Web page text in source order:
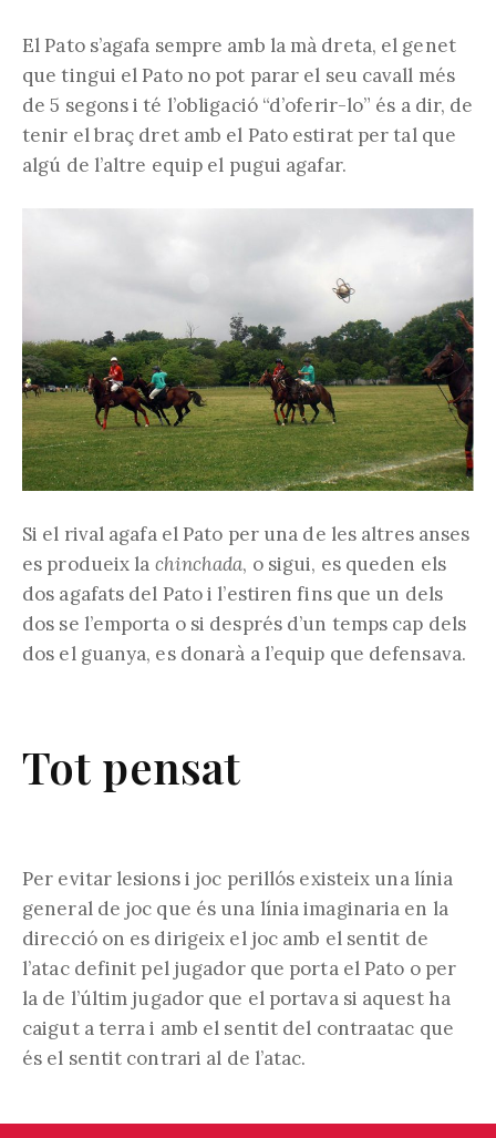
El Pato s’agafa sempre amb la mà dreta, el genet
que tingui el Pato no pot parar el seu cavall més
de 5 segons i té l’obligació “d’oferir-lo” és a dir, de
tenir el braç dret amb el Pato estirat per tal que
algú de l’altre equip el pugui agafar.
Si el rival agafa el Pato per una de les altres anses
es produeix la chinchada, o sigui, es queden els
dos agafats del Pato i l’estiren fins que un dels
dos se l’emporta o si després d’un temps cap dels
dos el guanya, es donarà a l’equip que defensava.
Tot pensat
Per evitar lesions i joc perillós existeix una línia
general de joc que és una línia imaginaria en la
direcció on es dirigeix el joc amb el sentit de
l’atac definit pel jugador que porta el Pato o per
la de l’últim jugador que el portava si aquest ha
caigut a terra i amb el sentit del contraatac que
és el sentit contrari al de l’atac.